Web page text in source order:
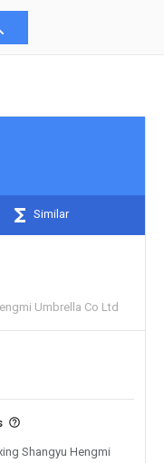
Similar
Umbrella Co Ltd
Shangyu Hengmi